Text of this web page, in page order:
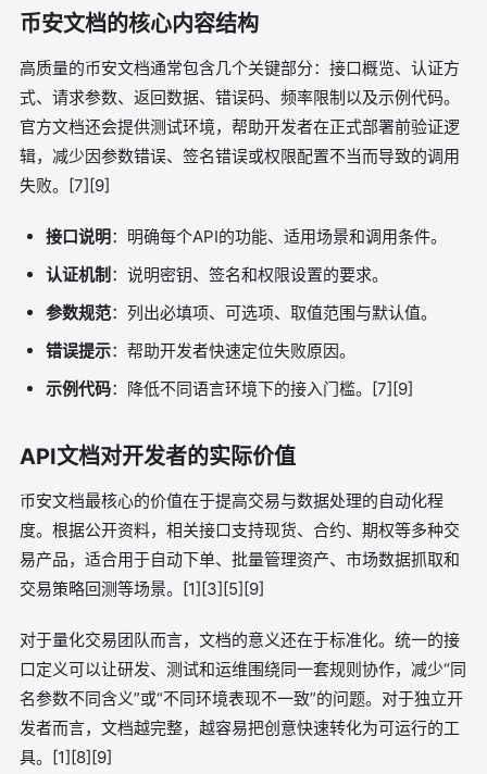
币安文档的核心内容结构
高质量的币安文档通常包含几个关键部分：接口概览、认证方
式、请求参数、返回数据、错误码、频率限制以及示例代码。
官方文档还会提供测试环境，帮助开发者在正式部署前验证逻
辑，减少因参数错误、签名错误或权限配置不当而导致的调用
失败。[7][9]
接口说明：明确每个API的功能、适用场景和调用条件。
认证机制 ：说明密钥、签名和权限设置的要求。
参数规范：列出必填项、可选项、取值范围与默认值。
错误提示：帮助开发者快速定位失败原因。
示例代码：降低不同语言环境下的接入门槛。[7][9]
API文档对开发者的实际价值
币安文档最核心的价值在于提高交易与数据处理的自动化程
度。根据公开资料，相关接口支持现货、合约、期权等多种交
易产品，适合用于自动下单、批量管理资产、市场数据抓取和
交易策略回测等场景。[1][3][5][9]
对于量化交易团队而言，文档的意义还在于标准化。统一的接
口定义可以让研发、测试和运维围绕同一套规则协作，减少“同
名参数不同含义”或“不同环境表现不一致”的问题。对于独立开
发者而言，文档越完整，越容易把创意快速转化为可运行的工
具。[1][8][9]